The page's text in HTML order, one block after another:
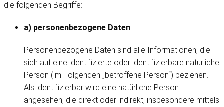
die folgenden Begriffe:
a) personenbezogene Daten
Personenbezogene Daten sind alle Informationen, die
sich auf eine identifizierte oder identifizierbare natürliche
Person (im Folgenden „betroffene Person“) beziehen.
Als identifizierbar wird eine natürliche Person
angesehen, die direkt oder indirekt, insbesondere mittels